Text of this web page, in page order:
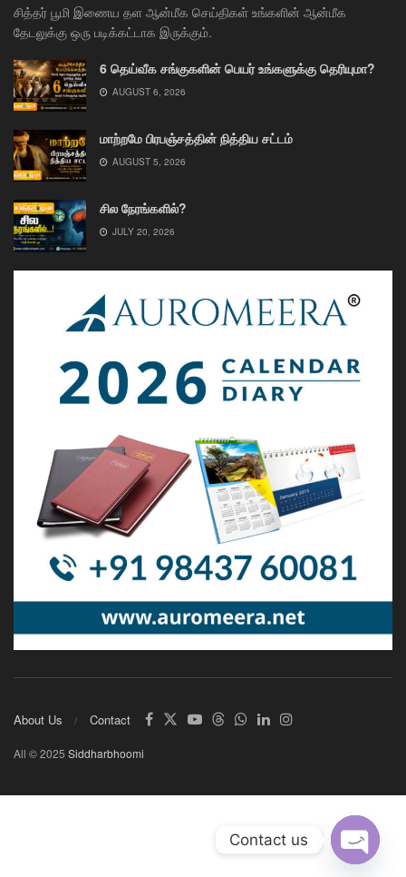
சித்தர் பூமி இணைய தள ஆன்மீக செய்திகள் உங்களின் ஆன்மீக
தேடலுக்கு ஒரு படிக்கட்டாக இருக்கும்.
6 தெய்வீக சங்குகளின் பெயர் உங்களுக்கு தெரியுமா?
AUGUST 6, 2026
மாற்றமே பிரபஞ்சத்தின் நித்திய சட்டம்
AUGUST 5, 2026
சில நேரங்களில்?
JULY 20, 2026
About Us Contact
All © 2025 Siddharbhoomi
Contact us